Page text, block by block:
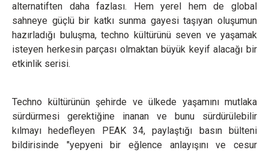
alternatiften daha fazlası. Hem yerel hem de global
sahneye güçlü bir katkı sunma gayesi taşıyan oluşumun
hazırladığı buluşma, techno kültürünü seven ve yaşamak
isteyen herkesin parçası olmaktan büyük keyif alacağı bir
etkinlik serisi.
Techno kültürünün şehirde ve ülkede yaşamını mutlaka
sürdürmesi gerektiğine inanan ve bunu sürdürülebilir
kılmayı hedefleyen PEAK 34, paylaştığı basın bülteni
bildirisinde "yepyeni bir eğlence anlayışını ve cesur